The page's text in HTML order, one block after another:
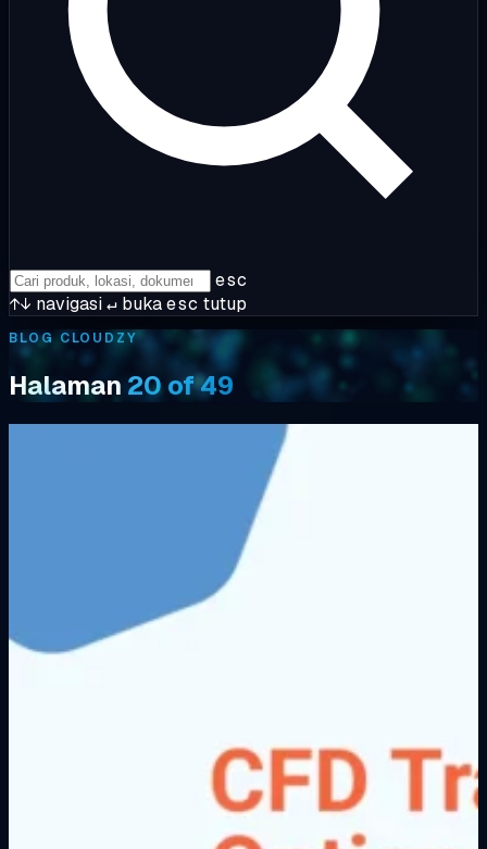
esc
↑↓ navigasi↵ bukaesc tutup
BLOG CLOUDZY
Halaman 20 of 49